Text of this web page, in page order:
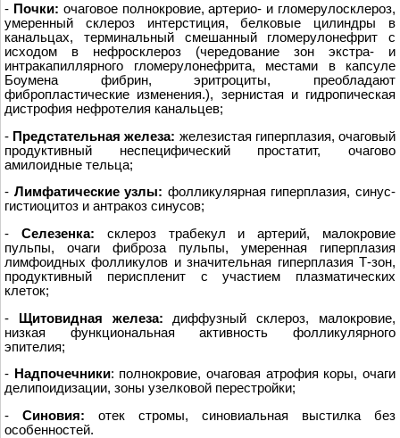
- Почки: очаговое полнокровие, артерио- и гломерулосклероз,
умеренный склероз интерстиция, белковые цилиндры в
канальцах, терминальный смешанный гломерулонефрит с
исходом в нефросклероз (чередование зон экстра- и
интракапиллярного гломерулонефрита, местами в капсуле
Боумена фибрин, эритроциты, преобладают
фибропластические изменения.), зернистая и гидропическая
дистрофия нефротелия канальцев;
- Предстательная железа: железистая гиперплазия, очаговый
продуктивный неспецифический простатит, очагово
амилоидные тельца;
- Лимфатические узлы: фолликулярная гиперплазия, синус-
гистиоцитоз и антракоз синусов;
- Селезeнка: склероз трабекул и артерий, малокровие
пульпы, очаги фиброза пульпы, умеренная гиперплазия
лимфоидных фолликулов и значительная гиперплазия Т-зон,
продуктивный периспленит с участием плазматических
клеток;
- Щитовидная железа: диффузный склероз, малокровие,
низкая функциональная активность фолликулярного
эпителия;
- Надпочечники: полнокровие, очаговая атрофия коры, очаги
делипоидизации, зоны узелковой перестройки;
- Синовия: отек стромы, синовиальная выстилка без
особенностей.